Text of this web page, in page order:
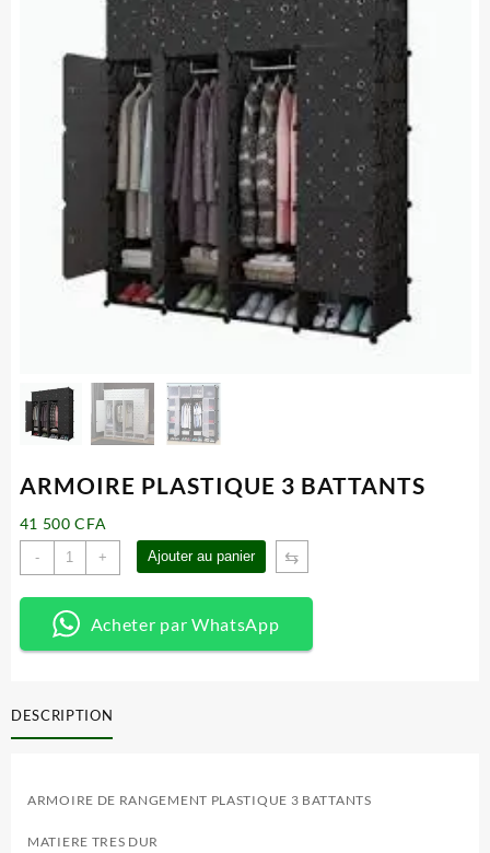
ARMOIRE PLASTIQUE 3 BATTANTS
41 500CFA
-
quantité
de
ARMOIRE
PLASTIQUE
3
+ Ajouter au panier ⇆
Acheter par WhatsApp
DESCRIPTION
ARMOIRE DE RANGEMENT PLASTIQUE 3 BATTANTS
MATIERE TRES DUR